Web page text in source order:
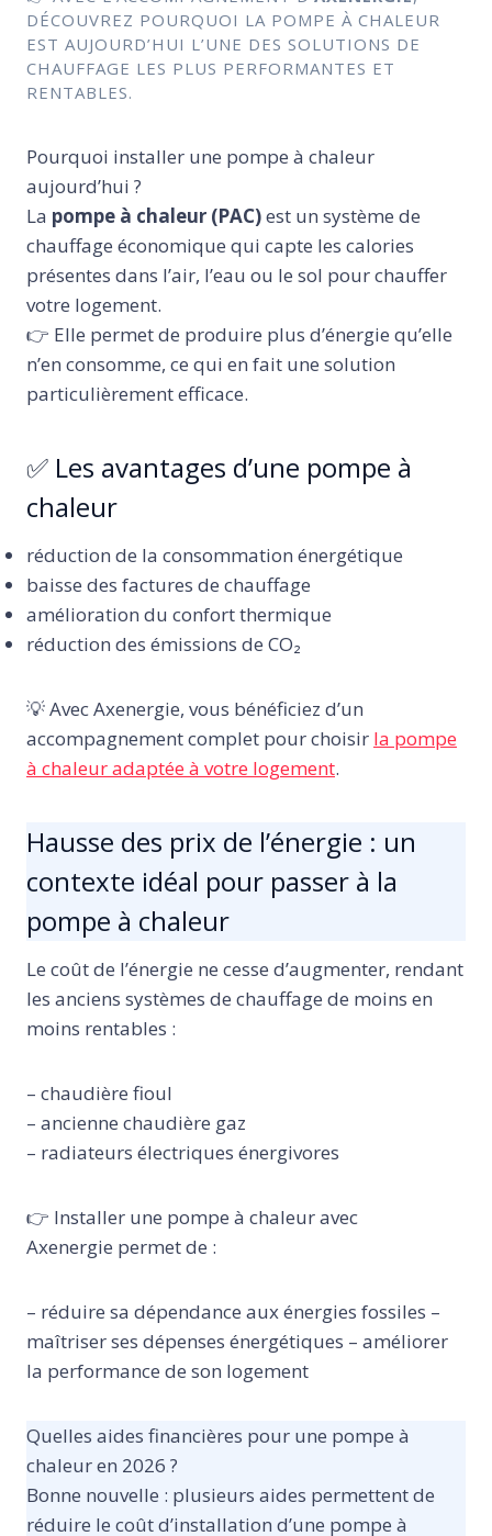
DÉCOUVREZ POURQUOI LA POMPE À CHALEUR
EST AUJOURD’HUI L’UNE DES SOLUTIONS DE
CHAUFFAGE LES PLUS PERFORMANTES ET
RENTABLES.
Pourquoi installer une pompe à chaleur
aujourd’hui ?
La pompe à chaleur (PAC)est un système de
chauffage économique qui capte les calories
présentes dans l’air, l’eau ou le sol pour chauffer
votre logement.
👉 Elle permet de produire plus d’énergie qu’elle
n’en consomme, ce qui en fait une solution
particulièrement efficace.
✅ Les avantages d’une pompe à
chaleur
réduction de la consommation énergétique
baisse des factures de chauffage
amélioration du confort thermique
réduction des émissions de CO₂
💡 Avec Axenergie, vous bénéficiez d’un
accompagnement complet pour choisir la pompe
à chaleur adaptée à votre logement.
Hausse des prix de l’énergie : un
contexte idéal pour passer à la
pompe à chaleur
Le coût de l’énergie ne cesse d’augmenter, rendant
les anciens systèmes de chauffage de moins en
moins rentables :
– chaudière fioul
– ancienne chaudière gaz
– radiateurs électriques énergivores
👉 Installer une pompe à chaleur avec
Axenergie permet de :
– réduire sa dépendance aux énergies fossiles –
maîtriser ses dépenses énergétiques – améliorer
la performance de son logement
Quelles aides financières pour une pompe à
chaleur en 2026 ?
Bonne nouvelle : plusieurs aides permettent de
réduire le coût d’installation d’une pompe à